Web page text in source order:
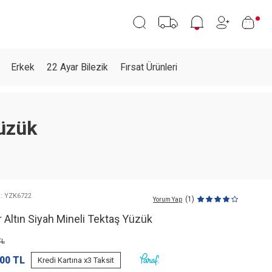
Erkek 22 Ayar Bilezik Fırsat Ürünleri
YZK6722 Yorum Yap (1)
Altın Siyah Mineli Tektaş Yüzük
TL Kredi Kartına x3 Taksit